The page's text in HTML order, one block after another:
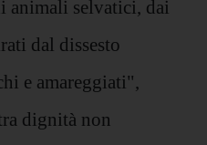
animali selvatici, dai
dal dissesto
e amareggiati",
dignità non